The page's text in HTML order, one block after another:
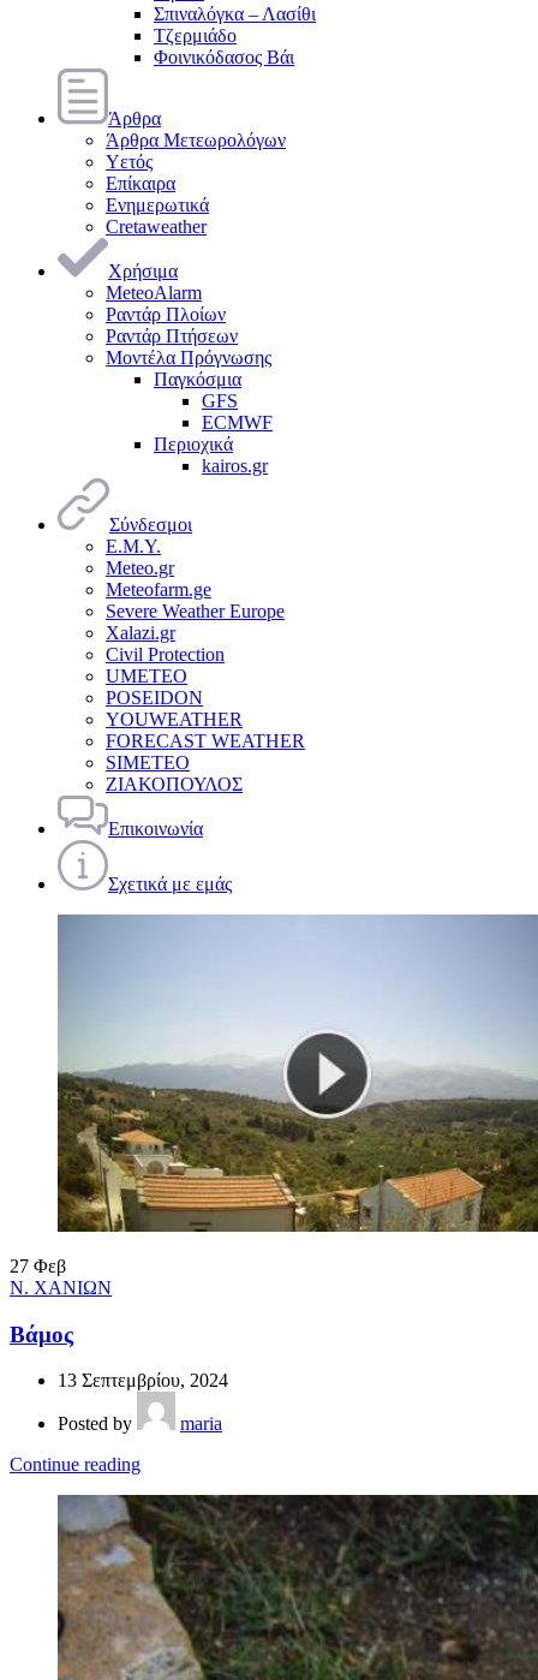
Σπιναλόγκα – Λασίθι
Τζερμιάδο
Φοινικόδασος Βάι
Άρθρα
Άρθρα Μετεωρολόγων
Υετός
Επίκαιρα
Ενημερωτικά
Cretaweather
Χρήσιμα
MeteoAlarm
Ραντάρ Πλοίων
Ραντάρ Πτήσεων
Μοντέλα Πρόγνωσης
Παγκόσμια
GFS
ECMWF
Περιοχικά
kairos.gr
Σύνδεσμοι
Ε.Μ.Υ.
Meteo.gr
Meteofarm.ge
Severe Weather Europe
Xalazi.gr
Civil Protection
UMETEO
POSEIDON
YOUWEATHER
FORECAST WEATHER
SIMETEO
ΖΙΑΚΟΠΟΥΛΟΣ
Επικοινωνία
Σχετικά με εμάς
27 Φεβ
Ν. ΧΑΝΙΩΝ
Βάμος
13 Σεπτεμβρίου, 2024
Posted by
maria
Continue reading